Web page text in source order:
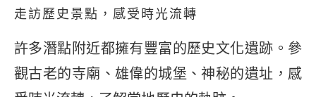
走訪歷史景點，感受時光流轉
許多潛點附近都擁有豐富的歷史文化遺跡。參
觀古老的寺廟、雄偉的城堡、神秘的遺址，感